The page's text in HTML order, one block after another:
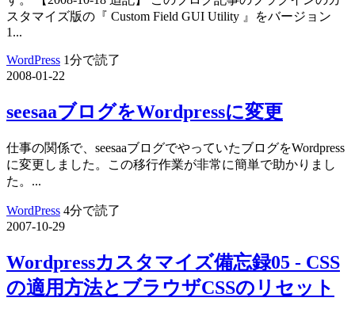
スタマイズ版の『 Custom Field GUI Utility 』をバージョン
1...
WordPress 1分で読了
2008-01-22
seesaaブログをWordpressに変更
仕事の関係で、seesaaブログでやっていたブログをWordpress
に変更しました。この移行作業が非常に簡単で助かりまし
た。...
WordPress 4分で読了
2007-10-29
Wordpressカスタマイズ備忘録05 - CSS
の適用方法とブラウザCSSのリセット